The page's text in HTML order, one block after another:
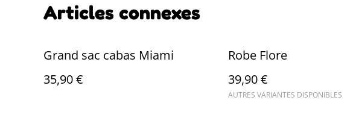
Articles connexes
Grand sac cabas Miami
35,90 €
Robe Flore
39,90 €
AUTRES VARIANTES DISPONIBLES